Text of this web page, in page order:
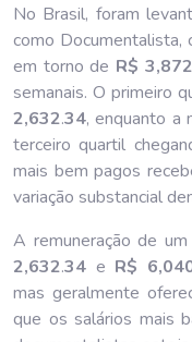
No Brasil, foram
como Documentalista,
em torno de R$ 3,872
semanais. O primeiro
2,632.34, enquanto a
terceiro quartil
mais bem pagos
variação substancial
A remuneração de
2,632.34 e R$
mas geralmente
que os salários mais